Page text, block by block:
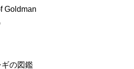
Goldman
の図鑑